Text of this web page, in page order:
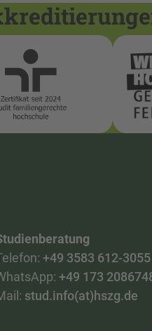
+49 3583 612-3055
+49 173
stud.info(at)hszg.de